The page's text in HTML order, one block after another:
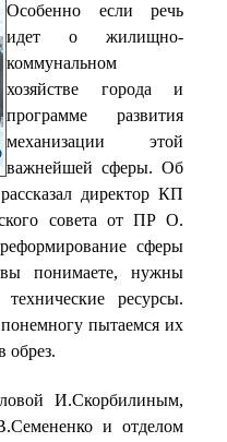
Особенно если речь
идет о жилищно-
коммунальном
хозяйстве города и
программе развития
механизации этой
важнейшей сферы. Об
директор КП
совета от ПР О.
сферы
понимаете, нужны
ресурсы.
пытаемся их
обрез.
И.Скорбилиным,
и отделом